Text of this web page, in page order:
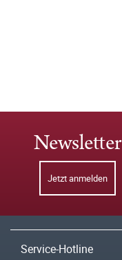
Newsletter
Jetzt anmelden
Service-Hotline